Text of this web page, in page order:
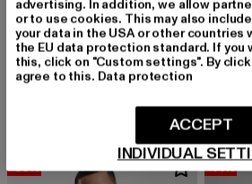
KARL KANI
Cursive Varsity Oversized
-33% -14%
advertising. In addition, we allow
or to use cookies. This may also
your data in the USA or other countries
the EU data protection standard. If you
this, click on "Custom settings". By
agree to this. Data protection
INDIVIDUAL
ACCEPT